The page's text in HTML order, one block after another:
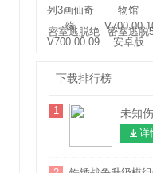
密室逃脱绝
境系列3画
密室逃脱
逃出博物馆
下载排行榜
1 未知
详